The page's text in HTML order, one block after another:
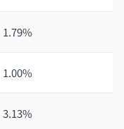
1.79%
1.00%
3.13%